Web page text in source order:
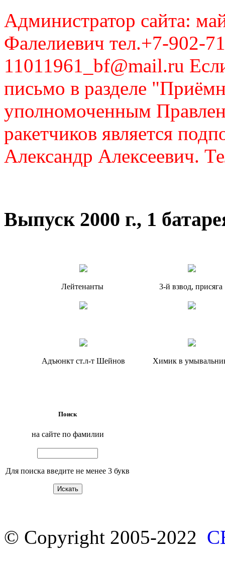
Администратор сайта:
Фалелиевич тел.+7-902-
11011961_bf@mail.ru
письмо в разделе
уполномоченным
ракетчиков является
Александр Алексеевич.
Выпуск 2000 г., 1
Лейтенанты 3-й взвод, присяга
Адъюнкт ст.л-т Шейнов Химик в
Поиск
на сайте по фамилии
Для поиска введите не менее 3 букв
© Copyright 2005-2022